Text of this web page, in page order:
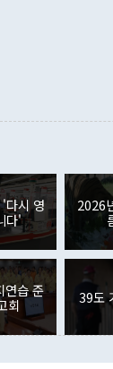
과연 한반도
리핑에서 정 장
스토크에서 열
을) 검토하고
"이라며 "아직
소개한 대북 구
있다. 특히 주
진 등은 통일부
있다. 이 대통령
표했다고 승인난
관의 발언 내용
아닌 정 장관의
공식 정책이 아
'국군통수권자
사용료수지는 전
지는 배당소득
다 전월 분기
만달러)을 넘
만달러, 외
에서는 외국인
차익실현 매
만달러)에
채권투자는
로 증가 폭이
투자는 주식을
다시 영
다'
2026
연습 준
회
39도